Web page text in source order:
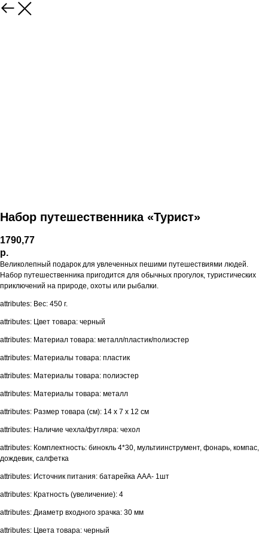
Набор путешественника «Турист»
1790,77
р.
Великолепный подарок для увлеченных пешими путешествиями людей.
Набор путешественника пригодится для обычных прогулок, туристических
приключений на природе, охоты или рыбалки.
attributes: Вес: 450 г.
attributes: Цвет товара: черный
attributes: Материал товара: металл/пластик/полиэстер
attributes: Материалы товара: пластик
attributes: Материалы товара: полиэстер
attributes: Материалы товара: металл
attributes: Размер товара (см): 14 х 7 х 12 см
attributes: Наличие чехла/футляра: чехол
attributes: Комплектность: бинокль 4*30, мультиинструмент, фонарь, компас,
дождевик, салфетка
attributes: Источник питания: батарейка ААА- 1шт
attributes: Кратность (увеличение): 4
attributes: Диаметр входного зрачка: 30 мм
attributes: Цвета товара: черный